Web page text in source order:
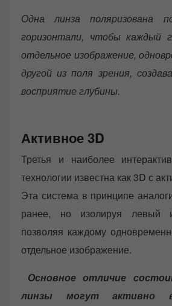
Одна линза поляризована
горизонтали, чтобы каждый
отдельное изображение,
другой из поля зрения,
восприятие глубины.
Активное 3D
Третья и наиболее
технологии известна как 3D с
Эта система в принципе
ранее, но изолируя левый
позволяя каждому
отдельное изображение.
Основное отличие
линзы могут активно